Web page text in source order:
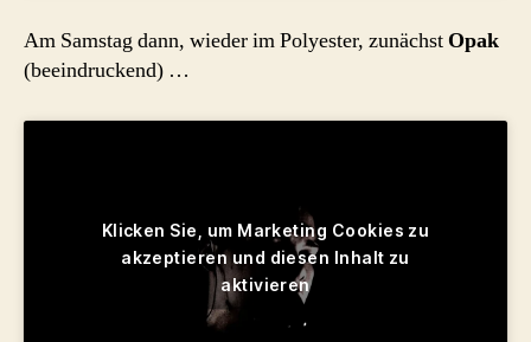
Am Samstag dann, wieder im Polyester, zunächst Opak
(beeindruckend) …
Klicken Sie, um Marketing Cookies zu
akzeptieren und diesen Inhalt zu
aktivieren